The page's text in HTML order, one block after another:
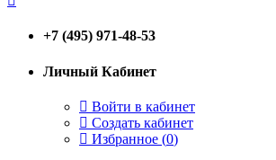
+7 (495) 971-48-53
Личный Кабинет
Войти в кабинет
Создать кабинет
Избранное (0)